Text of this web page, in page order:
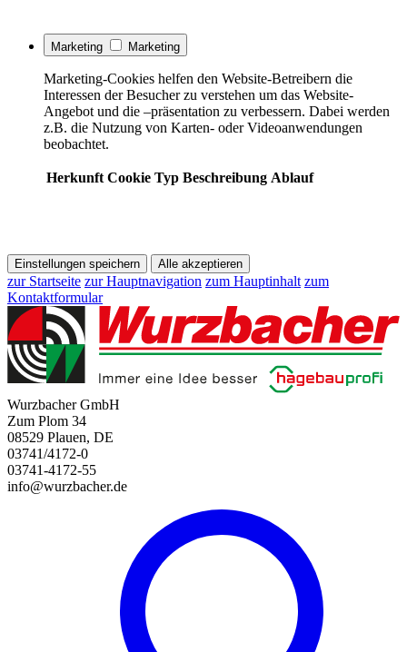
Marketing Marketing
Marketing-Cookies helfen den Website-Betreibern die
Interessen der Besucher zu verstehen um das Website-
Angebot und die –präsentation zu verbessern. Dabei werden
z.B. die Nutzung von Karten- oder Videoanwendungen
beobachtet.
Herkunft Cookie Typ Beschreibung Ablauf
Einstellungen speichern Alle akzeptieren
zur Startseite zur Hauptnavigation zum Hauptinhalt zum
Kontaktformular
Wurzbacher GmbH
Zum Plom 34
08529 Plauen, DE
03741/4172-0
03741-4172-55
info@wurzbacher.de